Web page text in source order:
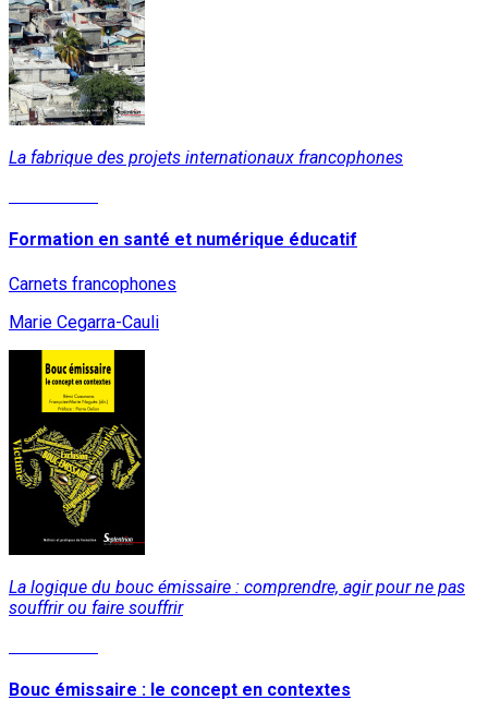
La fabrique des projets internationaux francophones
Formation en santé et numérique éducatif
Carnets francophones
Marie Cegarra-Cauli
La logique du bouc émissaire : comprendre, agir pour ne pas
souffrir ou faire souffrir
Bouc émissaire : le concept en contextes